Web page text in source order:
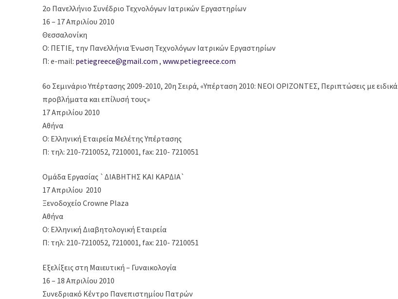
2ο Πανελλήνιο Συνέδριο Τεχνολόγων Ιατρικών Εργαστηρίων
16 – 17 Απριλίου 2010
Θεσσαλονίκη
Ο: ΠΕΤΙΕ, την Πανελλήνια Ένωση Τεχνολόγων Ιατρικών Εργαστηρίων
Π: e-mail: petiegreece@gmail.com , www.petiegreece.com
6o Σεμινάριo Υπέρτασης 2009-2010, 20η Σειρά, «Υπέρταση 2010: NΕΟΙ ΟΡΙΖΟΝΤΕΣ, Περιπτώσεις με ειδικά
προβλήματα και επίλυσή τους»
17 Απριλίου 2010
Αθήνα
O: Ελληνική Εταιρεία Μελέτης Υπέρτασης
Π: τηλ: 210-7210052, 7210001, fax: 210- 7210051
Ομάδα Εργασίας `ΔΙΑΒΗΤΗΣ ΚΑΙ ΚΑΡΔΙΑ`
17 Απριλίου 2010
Ξενοδοχείο Crowne Plaza
Αθήνα
O: Ελληνική Διαβητολογική Εταιρεία
Π: τηλ: 210-7210052, 7210001, fax: 210- 7210051
Εξελίξεις στη Μαιευτική – Γυναικολογία
16 – 18 Απριλίου 2010
Συνεδριακό Κέντρο Πανεπιστημίου Πατρών